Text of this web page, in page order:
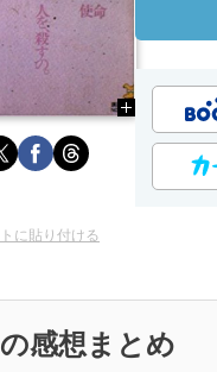
に貼り付ける
感想まとめ